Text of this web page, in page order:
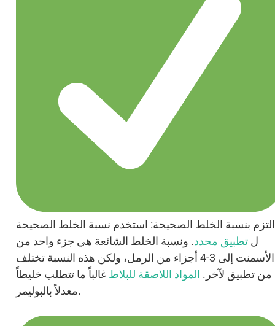
التزم بنسبة الخلط الصحيحة: استخدم نسبة الخلط الصحيحة
ل تطبيق محدد. ونسبة الخلط الشائعة هي جزء واحد من
الأسمنت إلى 3-4 أجزاء من الرمل، ولكن هذه النسبة تختلف
من تطبيق لآخر. المواد اللاصقة للبلاط غالباً ما تتطلب خليطاً
معدلاً بالبوليمر.